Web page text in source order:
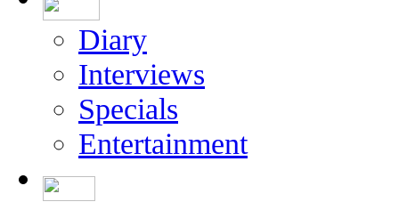
Diary
Interviews
Specials
Entertainment